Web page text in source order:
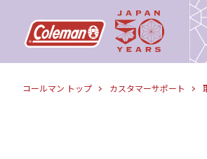
コールマン トップ カスタマーサポート